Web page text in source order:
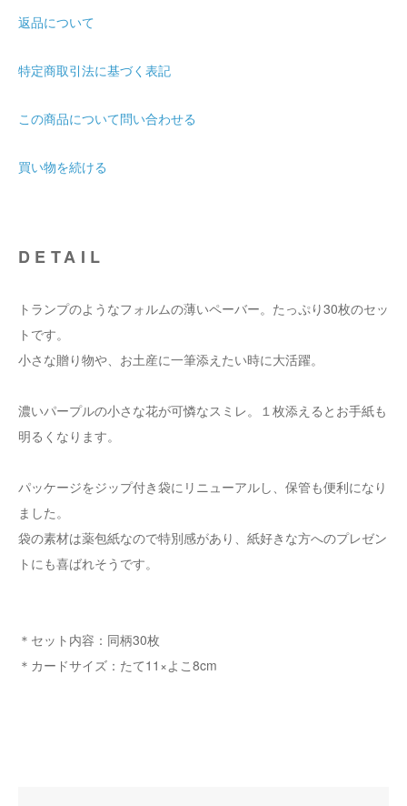
返品について
特定商取引法に基づく表記
この商品について問い合わせる
買い物を続ける
DETAIL
トランプのようなフォルムの薄いペーバー。たっぷり30枚のセッ
トです。
小さな贈り物や、お土産に一筆添えたい時に大活躍。
濃いパープルの小さな花が可憐なスミレ。１枚添えるとお手紙も
明るくなります。
パッケージをジップ付き袋にリニューアルし、保管も便利になり
ました。
袋の素材は薬包紙なので特別感があり、紙好きな方へのプレゼン
トにも喜ばれそうです。
＊セット内容：同柄30枚
＊カードサイズ：たて11×よこ8cm